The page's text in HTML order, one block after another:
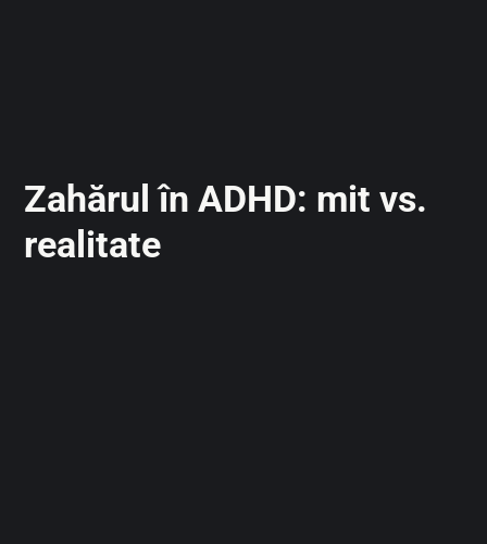
Zahărul în ADHD: mit vs.
realitate